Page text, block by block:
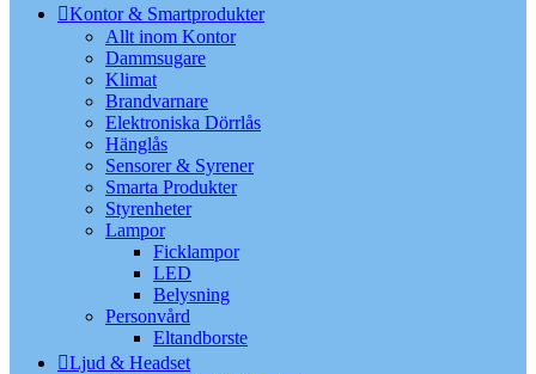
Kontor & Smartprodukter
Allt inom Kontor
Dammsugare
Klimat
Brandvarnare
Elektroniska Dörrlås
Hänglås
Sensorer & Syrener
Smarta Produkter
Styrenheter
Lampor
Ficklampor
LED
Belysning
Personvård
Eltandborste
Ljud & Headset